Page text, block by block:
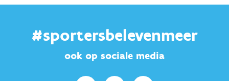
#sportersbelevenmeer
ook op sociale media